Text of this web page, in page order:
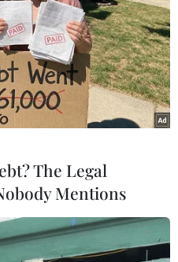
hồi nhờ sự rõ nét
The Legal
Mentions